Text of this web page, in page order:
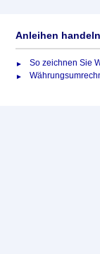
Anleihen handeln
So zeichnen Sie